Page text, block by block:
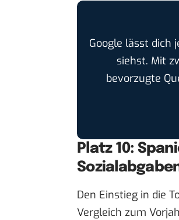
Google lässt dich
siehst. Mit
bevorzugte
Platz 10:
Den Einstieg in die
Vergleich zum